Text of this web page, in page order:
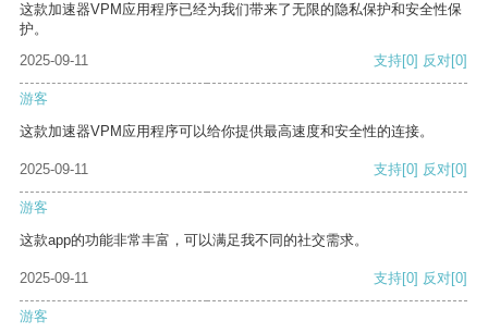
这款加速器VPM应用程序已经为我们带来了无限的隐私保护和安全性保
护。
2025-09-11
支持[0] 反对[0]
游客
这款加速器VPM应用程序可以给你提供最高速度和安全性的连接。
2025-09-11 支持[0] 反对[0]
游客
这款app的功能非常丰富，可以满足我不同的社交需求。
2025-09-11 支持[0] 反对[0]
游客